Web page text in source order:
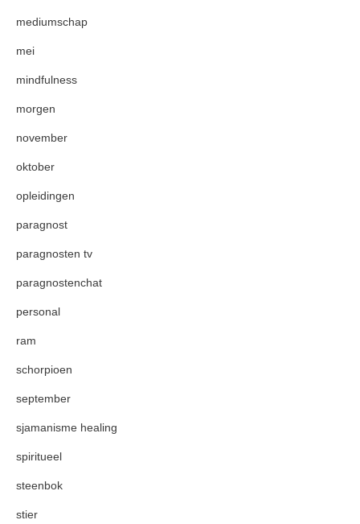
mediumschap
mei
mindfulness
morgen
november
oktober
opleidingen
paragnost
paragnosten tv
paragnostenchat
personal
ram
schorpioen
september
sjamanisme healing
spiritueel
steenbok
stier